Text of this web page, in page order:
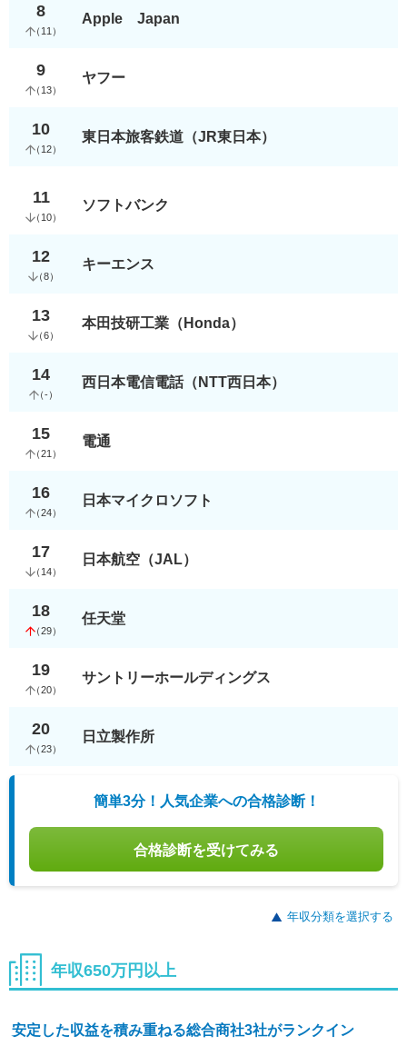
8
（ 11 ）
Apple Japan
9
（ 13）
ヤフー
10
（ 12）
東日本旅客鉄道（JR東日本）
11
（ 10）
ソフトバンク
12
（8）
キーエンス
13
（6）
本田技研工業（Honda）
14
（-）
西日本電信電話（NTT西日本）
15
（21 ）
電通
16
（24）
日本マイクロソフト
17
（ 14）
日本航空（JAL）
18
（29）
任天堂
19
（20）
サントリーホールディングス
20
（23）
日立製作所
簡単3分！人気企業への合格診断！
合格診断を受けてみる
年収分類を選択する
年収650万円以上
安定した収益を積み重ねる総合商社3社がランクイン